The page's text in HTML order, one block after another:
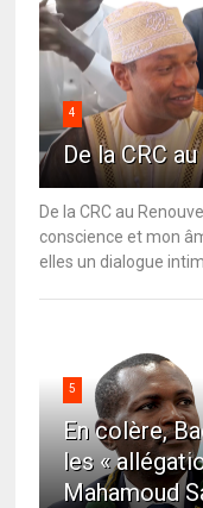
4
De la CRC
De la CRC au
conscience et mon
elles un dialogue
5
En colère,
les «
Mahamoud